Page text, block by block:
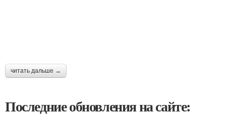
читать дальше →
Последние обновления на сайте: